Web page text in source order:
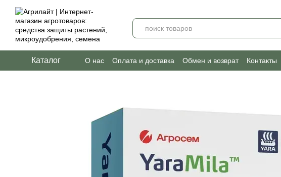
Перейти к основному контенту
Каталог О нас Оплата и доставка Обмен и возврат Контакты